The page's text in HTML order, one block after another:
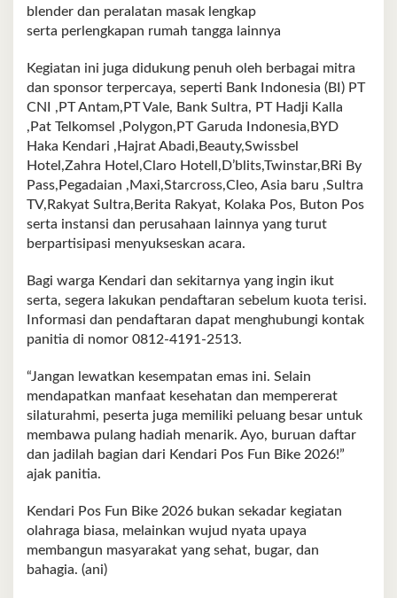
blender dan peralatan masak lengkap
serta perlengkapan rumah tangga lainnya
Kegiatan ini juga didukung penuh oleh berbagai mitra
dan sponsor terpercaya, seperti Bank Indonesia (BI) PT
CNI ,PT Antam,PT Vale, Bank Sultra, PT Hadji Kalla
,Pat Telkomsel ,Polygon,PT Garuda Indonesia,BYD
Haka Kendari ,Hajrat Abadi,Beauty,Swissbel
Hotel,Zahra Hotel,Claro Hotell,D’blits,Twinstar,BRi By
Pass,Pegadaian ,Maxi,Starcross,Cleo, Asia baru ,Sultra
TV,Rakyat Sultra,Berita Rakyat, Kolaka Pos, Buton Pos
serta instansi dan perusahaan lainnya yang turut
berpartisipasi menyukseskan acara.
Bagi warga Kendari dan sekitarnya yang ingin ikut
serta, segera lakukan pendaftaran sebelum kuota terisi.
Informasi dan pendaftaran dapat menghubungi kontak
panitia di nomor 0812‑4191‑2513.
“Jangan lewatkan kesempatan emas ini. Selain
mendapatkan manfaat kesehatan dan mempererat
silaturahmi, peserta juga memiliki peluang besar untuk
membawa pulang hadiah menarik. Ayo, buruan daftar
dan jadilah bagian dari Kendari Pos Fun Bike 2026!”
ajak panitia.
Kendari Pos Fun Bike 2026 bukan sekadar kegiatan
olahraga biasa, melainkan wujud nyata upaya
membangun masyarakat yang sehat, bugar, dan
bahagia. (ani)